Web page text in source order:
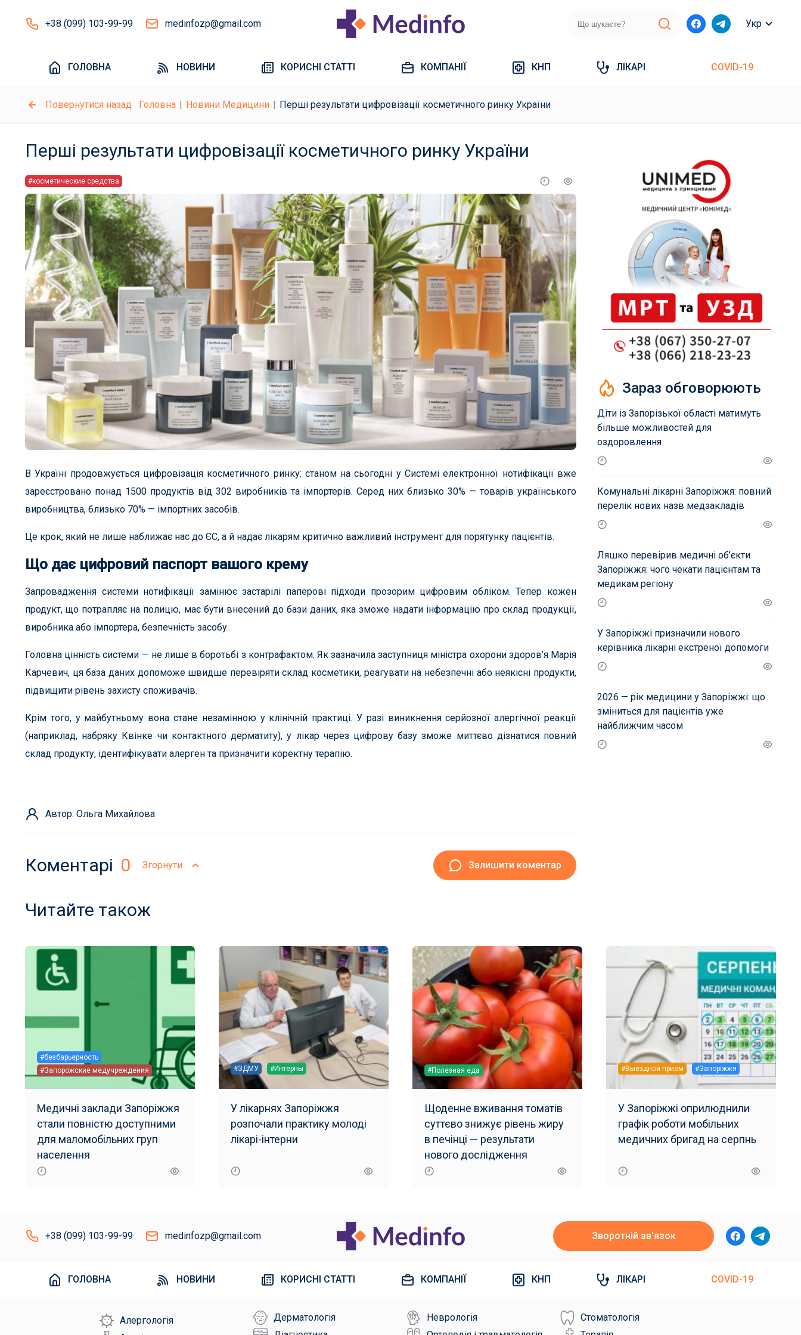
+38 (099) 103-99-99 medinfozp@gmail.com Укр
ГОЛОВНА НОВИНИ КОРИСНІ СТАТТІ КОМПАНІЇ КНП ЛІКАРІ COVID-19
Повернутися назад Головна Новини Медицини Перші результати цифровізації косметичного ринку України
Перші результати цифровізації косметичного ринку України
#косметические средства
В Україні продовжується цифровізація косметичного ринку: станом на сьогодні у Системі електронної нотифікації вже
зареєстровано понад 1500 продуктів від 302 виробників та імпортерів. Серед них близько 30% — товарів українського
виробництва, близько 70% — імпортних засобів.
Це крок, який не лише наближає нас до ЄС, а й надає лікарям критично важливий інструмент для порятунку пацієнтів.
Що дає цифровий паспорт вашого крему
Запровадження системи нотифікації замінює застарілі паперові підходи прозорим цифровим обліком. Тепер кожен
продукт, що потрапляє на полицю, має бути внесений до бази даних, яка зможе надати інформацію про склад продукції,
виробника або імпортера, безпечність засобу.
Головна цінність системи — не лише в боротьбі з контрафактом. Як зазначила заступниця міністра охорони здоров’я Марія
Карчевич, ця база даних допоможе швидше перевіряти склад косметики, реагувати на небезпечні або неякісні продукти,
підвищити рівень захисту споживачів.
Крім того, у майбутньому вона стане незамінною у клінічній практиці. У разі виникнення серйозної алергічної реакції
(наприклад, набряку Квінке чи контактного дерматиту), у лікар через цифрову базу зможе миттєво дізнатися повний
склад продукту, ідентифікувати алерген та призначити коректну терапію.
Автор: Ольга Михайлова
Коментарі 0 Згорнути Залишити коментар
Зараз обговорюють
Діти із Запорізької області матимуть
більше можливостей для
оздоровлення
Комунальні лікарні Запоріжжя: повний
перелік нових назв медзакладів
Ляшко перевірив медичні об’єкти
Запоріжжя: чого чекати пацієнтам та
медикам регіону
У Запоріжжі призначили нового
керівника лікарні екстреної допомоги
2026 — рік медицини у Запоріжжі: що
зміниться для пацієнтів уже
найближчим часом
Читайте також
#безбарьерность
#Запорожские медучреждения
Медичні заклади Запоріжжя
стали повністю доступними
для маломобільних груп
населення
#ЗДМУ #Интерны
У лікарнях Запоріжжя
розпочали практику молоді
лікарі-інтерни
#Полезная еда
Щоденне вживання томатів
суттєво знижує рівень жиру
в печінці — результати
нового дослідження
#Выездной прием #Запоріжжя
У Запоріжжі оприлюднили
графік роботи мобільних
медичних бригад на серпнь
+38 (099) 103-99-99 medinfozp@gmail.com Зворотній зв'язок
ГОЛОВНА НОВИНИ КОРИСНІ СТАТТІ КОМПАНІЇ КНП ЛІКАРІ COVID-19
Алергологія
Дерматологія
Неврологія
Стоматологія